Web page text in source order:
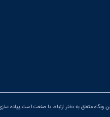
وبگاه متعلق به دفتر ارتباط با صنعت است.پیاده